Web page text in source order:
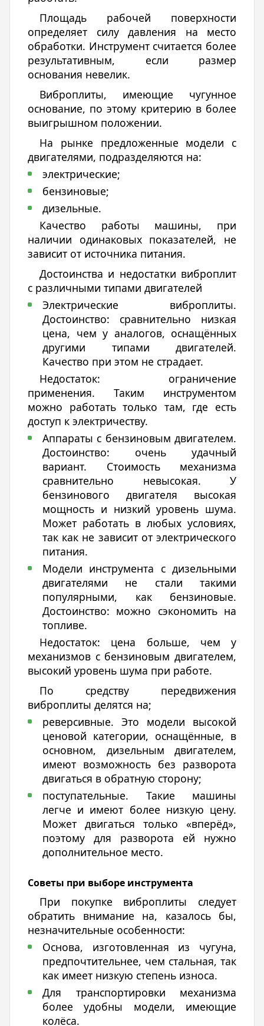
Площадь рабочей поверхности
определяет силу давления на место
обработки. Инструмент считается более
результативным, если размер
основания невелик.
Виброплиты, имеющие чугунное
основание, по этому критерию в более
выигрышном положении.
На рынке предложенные модели с
двигателями, подразделяются на:
электрические;
бензиновые;
дизельные.
Качество работы машины, при
наличии одинаковых показателей, не
зависит от источника питания.
Достоинства и недостатки виброплит
с различными типами двигателей
Электрические виброплиты.
Достоинство: сравнительно низкая
цена, чем у аналогов, оснащённых
другими типами двигателей.
Качество при этом не страдает.
Недостаток: ограничение
применения. Таким инструментом
можно работать только там, где есть
доступ к электричеству.
Аппараты с бензиновым двигателем.
Достоинство: очень удачный
вариант. Стоимость механизма
сравнительно невысокая. У
бензинового двигателя высокая
мощность и низкий уровень шума.
Может работать в любых условиях,
так как не зависит от электрического
питания.
Модели инструмента с дизельными
двигателями не стали такими
популярными, как бензиновые.
Достоинство: можно сэкономить на
топливе.
Недостаток: цена больше, чем у
механизмов с бензиновым двигателем,
высокий уровень шума при работе.
По средству передвижения
виброплиты делятся на;
реверсивные. Это модели высокой
ценовой категории, оснащённые, в
основном, дизельным двигателем,
имеют возможность без разворота
двигаться в обратную сторону;
поступательные. Такие машины
легче и имеют более низкую цену.
Может двигаться только «вперёд»,
поэтому для разворота ей нужно
дополнительное место.
Советы при выборе инструмента
При покупке виброплиты следует
обратить внимание на, казалось бы,
незначительные особенности:
Основа, изготовленная из чугуна,
предпочтительнее, чем стальная, так
как имеет низкую степень износа.
Для транспортировки механизма
более удобны модели, имеющие
колёса.